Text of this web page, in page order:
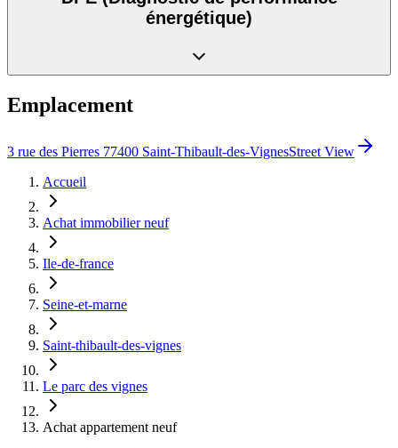
énergétique)
Emplacement
3 rue des Pierres 77400 Saint-Thibault-des-VignesStreet View
Accueil
Achat immobilier neuf
Ile-de-france
Seine-et-marne
Saint-thibault-des-vignes
Le parc des vignes
Achat appartement neuf